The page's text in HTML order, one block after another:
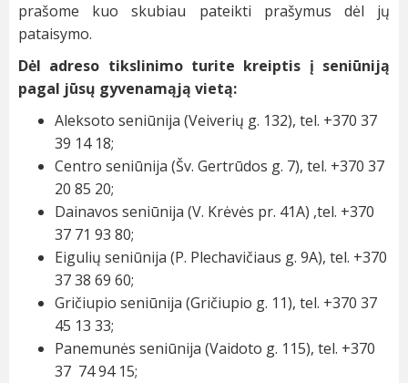
prašome kuo skubiau pateikti prašymus dėl jų
pataisymo.
Dėl adreso tikslinimo turite kreiptis į seniūniją
pagal jūsų gyvenamąją vietą:
Aleksoto seniūnija (Veiverių g. 132), tel. +370 37
39 14 18;
Centro seniūnija (Šv. Gertrūdos g. 7), tel. +370 37
20 85 20;
Dainavos seniūnija (V. Krėvės pr. 41A) ,tel. +370
37 71 93 80;
Eigulių seniūnija (P. Plechavičiaus g. 9A), tel. +370
37 38 69 60;
Gričiupio seniūnija (Gričiupio g. 11), tel. +370 37
45 13 33;
Panemunės seniūnija (Vaidoto g. 115), tel. +370
37 74 94 15;